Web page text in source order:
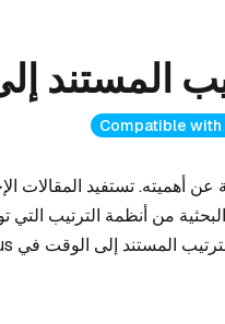
المستند
Compatible with
أهميته. تستفيد المقالات
من أنظمة الترتيب التي